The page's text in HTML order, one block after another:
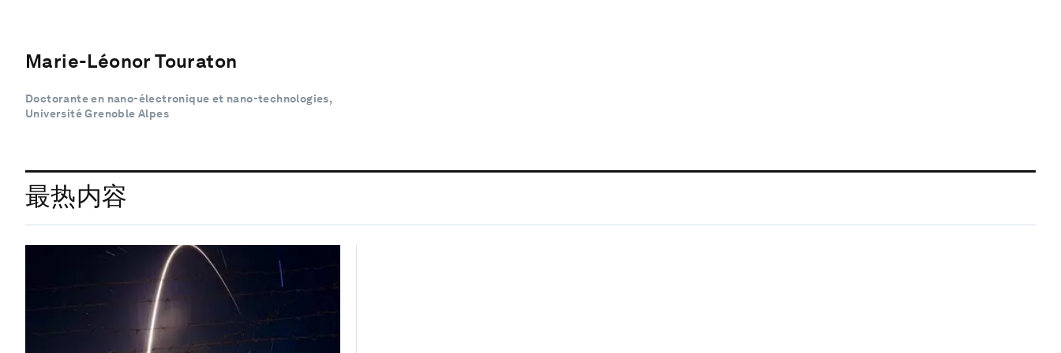
Marie-Léonor Touraton
Doctorante en nano-électronique et nano-technologies,
Université Grenoble Alpes
最热内容